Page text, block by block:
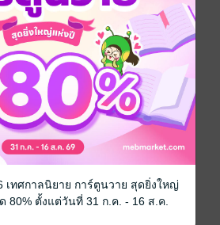
มื้อดึกในตึกวิจัย
เล่ม 1
Torino Kamioka
DEXPRESS
การ์ตูน Girl Love /
Yuri
43 Rating
เทศกาลนิยาย การ์ตูนวาย สุดยิ่งใหญ่
80% ตั้งแต่วันที่ 31 ก.ค. - 16 ส.ค.